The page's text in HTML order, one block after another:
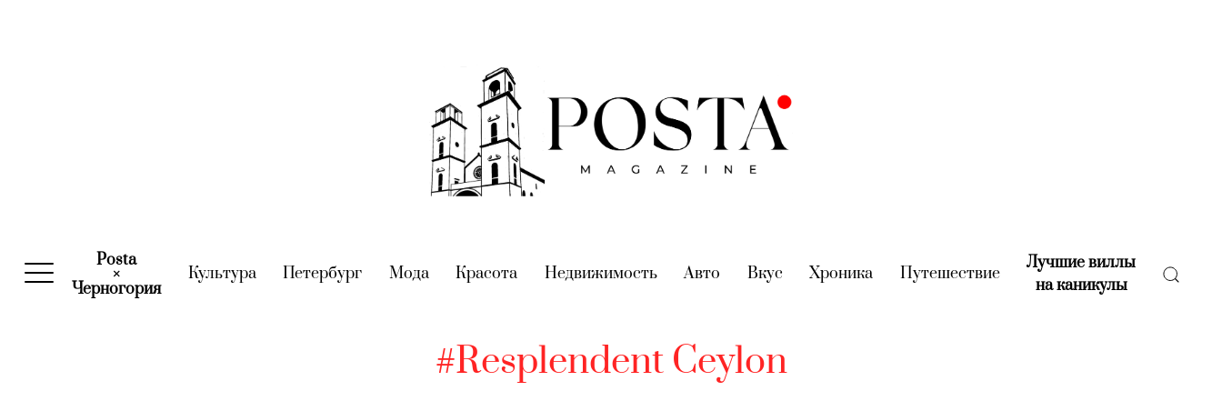
Posta
×
Черногория(current)
Культура(current)
Петербург (current)
Мода(current)
Красота (current)
Недвижимость(current)
Авто (current)
Вкус (current)
Хроника (current)
Путешествие(current)
Лучшие виллы
на каникулы(current)
#Resplendent Ceylon